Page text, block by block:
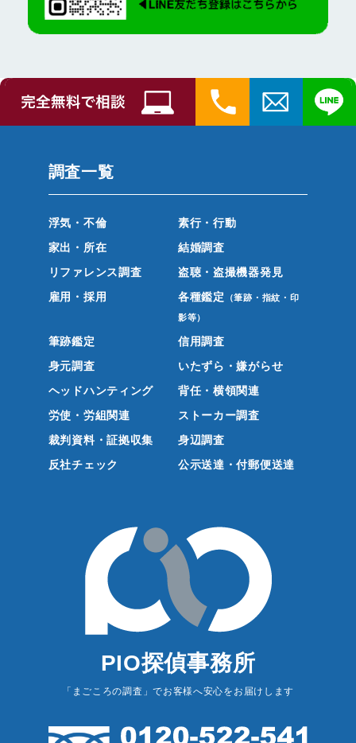
調査一覧
浮気・不倫
素行・行動
家出・所在
結婚調査
リファレンス調査
盗聴・盗撮機器発見
雇用・採用
各種鑑定 （筆跡・指紋・印
影等）
筆跡鑑定
信用調査
身元調査
いたずら・嫌がらせ
ヘッドハンティング
背任・横領関連
労使・労組関連
ストーカー調査
裁判資料・証拠収集
身辺調査
反社チェック
公示送達・付郵便送達
PIO探偵事務所
「まごころの調査」でお客様へ安心をお届けします